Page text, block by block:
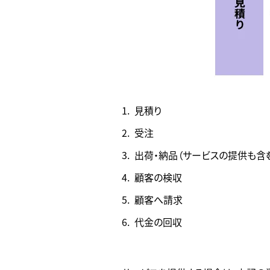
見積り
受注
出荷・納品（サービスの提供も含
顧客の検収
顧客へ請求
代金の回収